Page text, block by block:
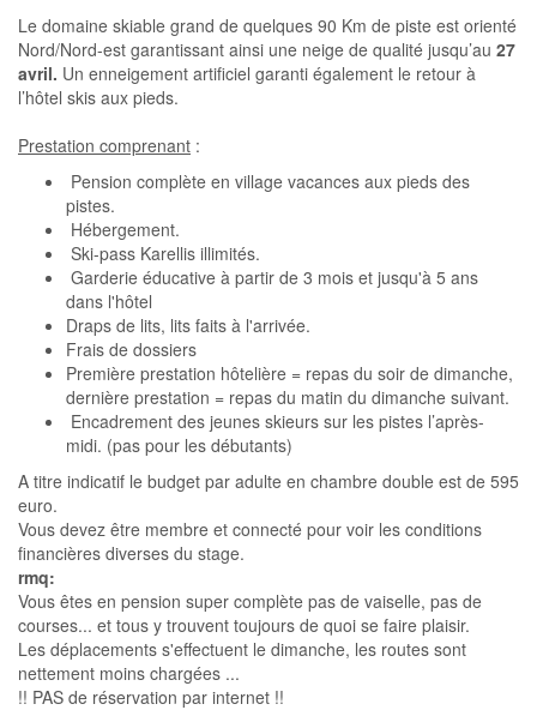
Le domaine skiable grand de quelques 90 Km de piste est orienté
Nord/Nord-est garantissant ainsi une neige de qualité jusqu’au 27
avril. Un enneigement artificiel garanti également le retour à
l’hôtel skis aux pieds.
Prestation comprenant :
Pension complète en village vacances aux pieds des
pistes.
Hébergement.
Ski-pass Karellis illimités.
Garderie éducative à partir de 3 mois et jusqu'à 5 ans
dans l'hôtel
Draps de lits, lits faits à l'arrivée.
Frais de dossiers
Première prestation hôtelière = repas du soir de dimanche,
dernière prestation = repas du matin du dimanche suivant.
Encadrement des jeunes skieurs sur les pistes l’après-
midi. (pas pour les débutants)
A titre indicatif le budget par adulte en chambre double est de 595
euro.
Vous devez être membre et connecté pour voir les conditions
financières diverses du stage.
rmq:
Vous êtes en pension super complète pas de vaiselle, pas de
courses... et tous y trouvent toujours de quoi se faire plaisir.
Les déplacements s'effectuent le dimanche, les routes sont
nettement moins chargées ...
!! PAS de réservation par internet !!